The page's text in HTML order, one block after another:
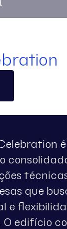
que
e
edifício